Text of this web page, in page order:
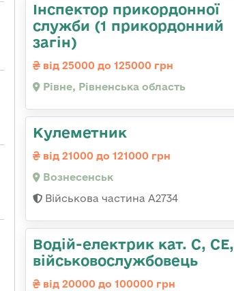
Інспектор прикордонної
служби (1 прикордонний
загін)
від 25000 до 125000 грн
Рівне, Рівненська область
Кулеметник
від 21000 до 121000 грн
Вознесенськ
Військова частина А2734
Водій-електрик кат. С, СЕ,
військовослужбовець
від 20000 до 100000 грн